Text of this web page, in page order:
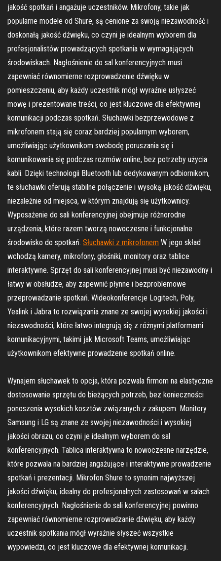
jakość spotkań i angażuje uczestników. Mikrofony, takie jak
popularne modele od Shure, są cenione za swoją niezawodność i
doskonałą jakość dźwięku, co czyni je idealnym wyborem dla
profesjonalistów prowadzących spotkania w wymagających
środowiskach. Nagłośnienie do sal konferencyjnych musi
zapewniać równomierne rozprowadzenie dźwięku w
pomieszczeniu, aby każdy uczestnik mógł wyraźnie usłyszeć
mowę i prezentowane treści, co jest kluczowe dla efektywnej
komunikacji podczas spotkań. Słuchawki bezprzewodowe z
mikrofonem stają się coraz bardziej popularnym wyborem,
umożliwiając użytkownikom swobodę poruszania się i
komunikowania się podczas rozmów online, bez potrzeby użycia
kabli. Dzięki technologii Bluetooth lub dedykowanym odbiornikom,
te słuchawki oferują stabilne połączenie i wysoką jakość dźwięku,
niezależnie od miejsca, w którym znajdują się użytkownicy.
Wyposażenie do sali konferencyjnej obejmuje różnorodne
urządzenia, które razem tworzą nowoczesne i funkcjonalne
środowisko do spotkań. Słuchawki z mikrofonem W jego skład
wchodzą kamery, mikrofony, głośniki, monitory oraz tablice
interaktywne. Sprzęt do sali konferencyjnej musi być niezawodny i
łatwy w obsłudze, aby zapewnić płynne i bezproblemowe
przeprowadzanie spotkań. Wideokonferencje Logitech, Poly,
Yealink i Jabra to rozwiązania znane ze swojej wysokiej jakości i
niezawodności, które łatwo integrują się z różnymi platformami
komunikacyjnymi, takimi jak Microsoft Teams, umożliwiając
użytkownikom efektywne prowadzenie spotkań online.
Wynajem słuchawek to opcja, która pozwala firmom na elastyczne
dostosowanie sprzętu do bieżących potrzeb, bez konieczności
ponoszenia wysokich kosztów związanych z zakupem. Monitory
Samsung i LG są znane ze swojej niezawodności i wysokiej
jakości obrazu, co czyni je idealnym wyborem do sal
konferencyjnych. Tablica interaktywna to nowoczesne narzędzie,
które pozwala na bardziej angażujące i interaktywne prowadzenie
spotkań i prezentacji. Mikrofon Shure to synonim najwyższej
jakości dźwięku, idealny do profesjonalnych zastosowań w salach
konferencyjnych. Nagłośnienie do sali konferencyjnej powinno
zapewniać równomierne rozprowadzanie dźwięku, aby każdy
uczestnik spotkania mógł wyraźnie słyszeć wszystkie
wypowiedzi, co jest kluczowe dla efektywnej komunikacji.